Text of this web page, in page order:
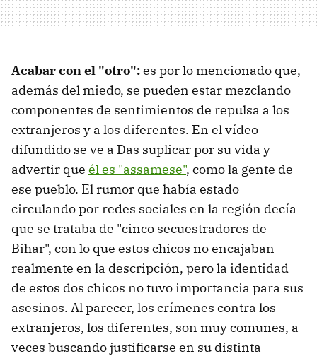
Acabar con el "otro":es por lo mencionado que,
además del miedo, se pueden estar mezclando
componentes de sentimientos de repulsa a los
extranjeros y a los diferentes. En el vídeo
difundido se ve a Das suplicar por su vida y
advertir que él es "assamese", como la gente de
ese pueblo. El rumor que había estado
circulando por redes sociales en la región decía
que se trataba de "cinco secuestradores de
Bihar", con lo que estos chicos no encajaban
realmente en la descripción, pero la identidad
de estos dos chicos no tuvo importancia para sus
asesinos. Al parecer, los crímenes contra los
extranjeros, los diferentes, son muy comunes, a
veces buscando justificarse en su distinta